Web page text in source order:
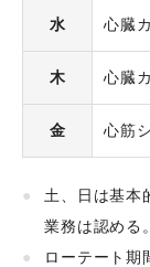
水 心臓
木 心臓
金 心筋
土、日は基本
業務は認める。
ローテート期